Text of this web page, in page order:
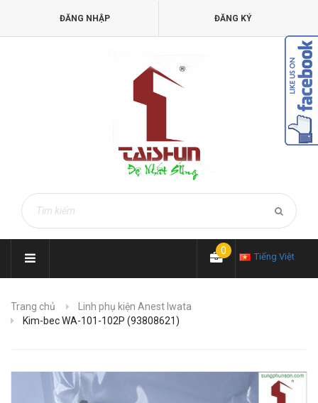
ĐĂNG NHẬP ĐĂNG KÝ
Tiếng Việt
0
Trang chủ
Linh phụ kiện Anest Iwata
Kim-bec WA-101-102P (93808621)